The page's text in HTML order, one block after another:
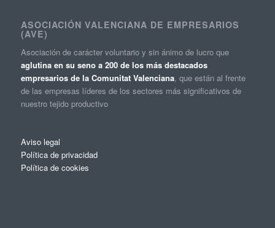
ASOCIACIÓN VALENCIANA DE EMPRESARIOS
(AVE)
Asociación de carácter voluntario y sin ánimo de lucro que
aglutina en su seno a 200 de los más destacados
empresarios de la Comunitat Valenciana, que están al frente
de las empresas líderes de los sectores más significativos de
nuestro tejido productivo
Aviso legal
Política de privacidad
Política de cookies